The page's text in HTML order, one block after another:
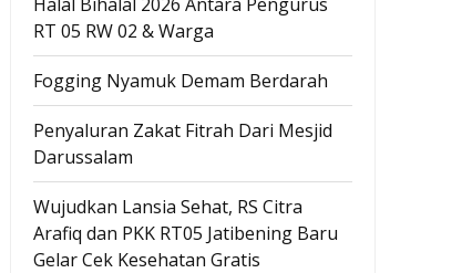
RT 05 RW 02 & Warga
Fogging Nyamuk Demam Berdarah
Penyaluran Zakat Fitrah Dari Mesjid
Darussalam
Wujudkan Lansia Sehat, RS Citra
Arafiq dan PKK RT05 Jatibening Baru
Gelar Cek Kesehatan Gratis